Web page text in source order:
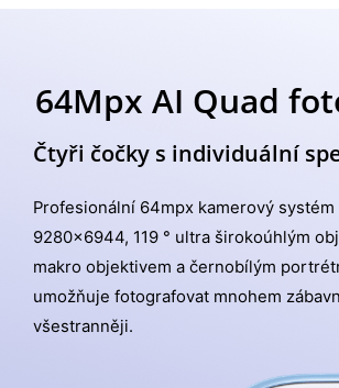
64Mpx AI Quad
Čtyři čočky s individuální
Profesionální 64mpx kamerový
9280x6944, 119 ° ultra širokoúhlým
makro objektivem a černobílým
umožňuje fotografovat mnohem
všestranněji.